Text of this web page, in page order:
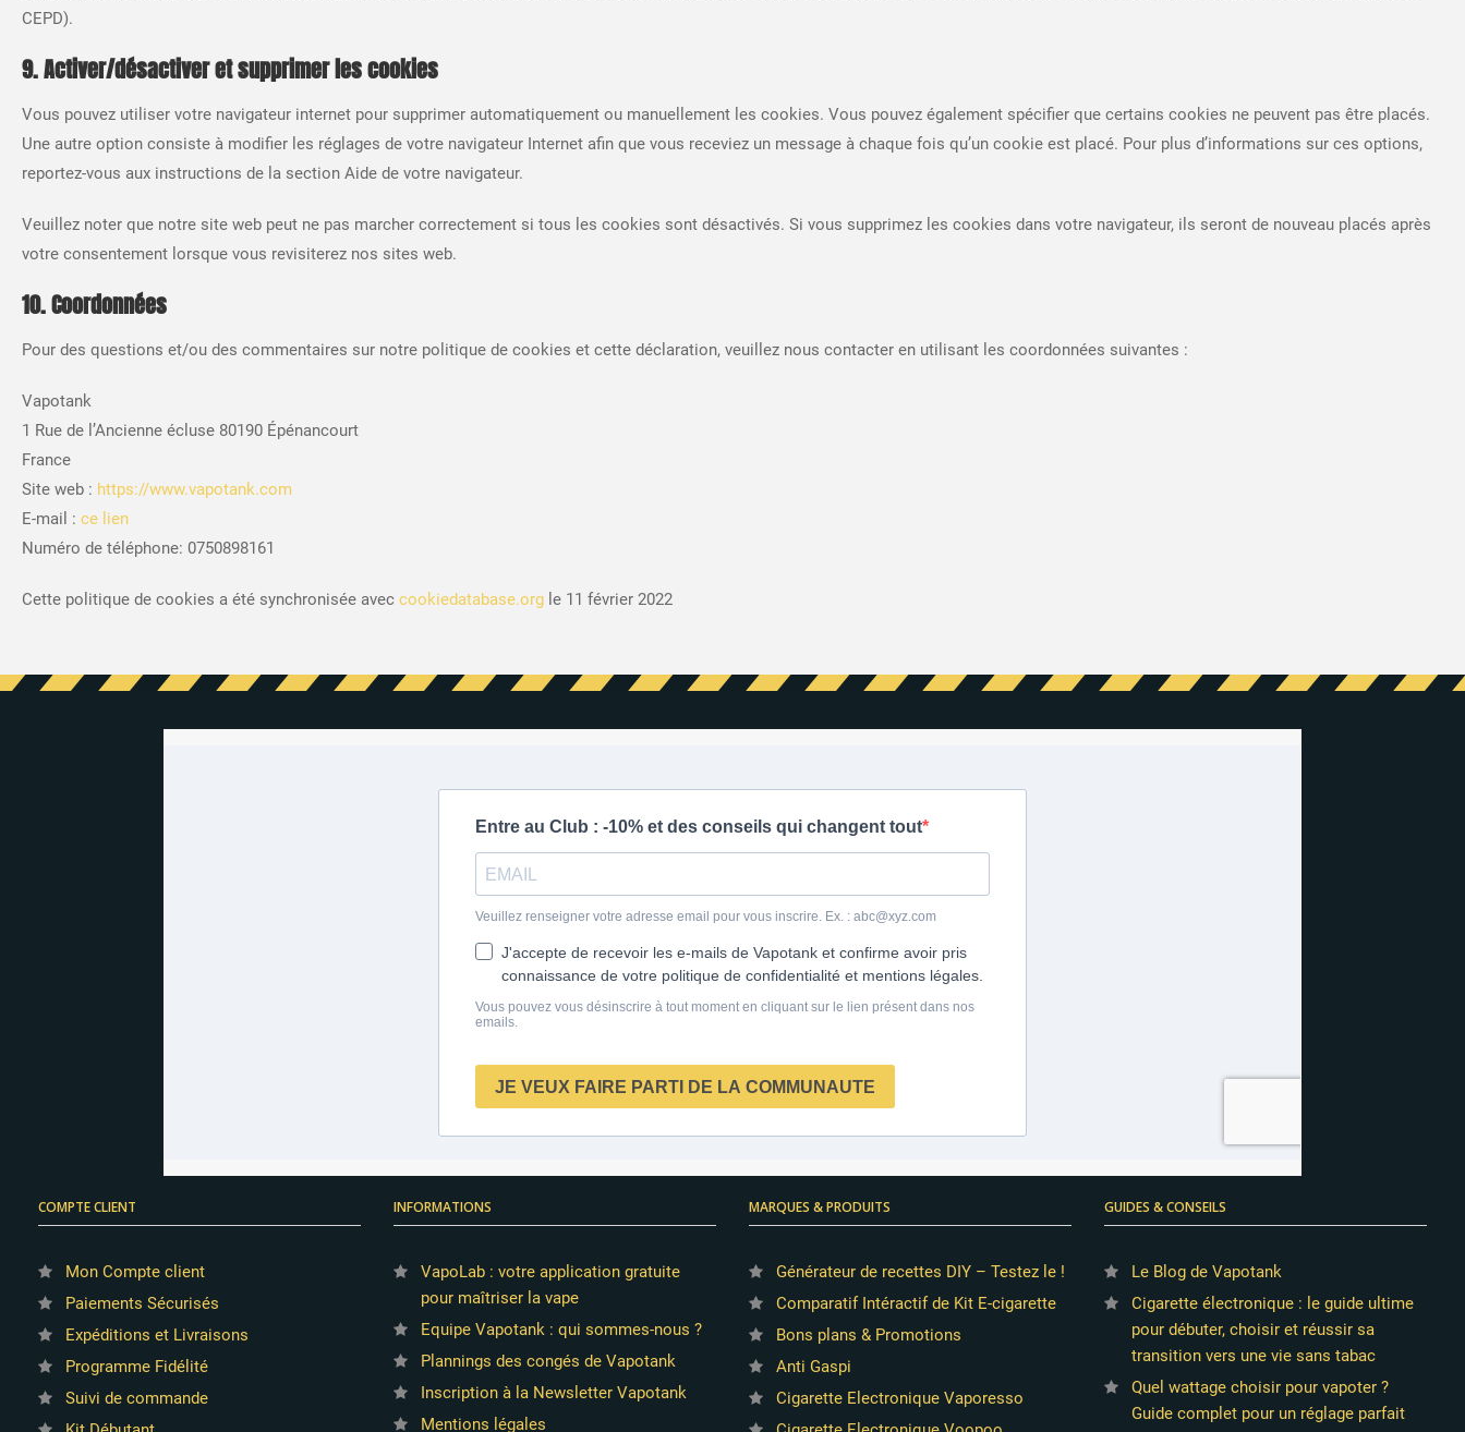
CEPD).
9. Activer/désactiver et supprimer les cookies
Vous pouvez utiliser votre navigateur internet pour supprimer automatiquement ou manuellement les cookies. Vous pouvez également spécifier que certains cookies ne peuvent pas être placés.
Une autre option consiste à modifier les réglages de votre navigateur Internet afin que vous receviez un message à chaque fois qu’un cookie est placé. Pour plus d’informations sur ces options,
reportez-vous aux instructions de la section Aide de votre navigateur.
Veuillez noter que notre site web peut ne pas marcher correctement si tous les cookies sont désactivés. Si vous supprimez les cookies dans votre navigateur, ils seront de nouveau placés après
votre consentement lorsque vous revisiterez nos sites web.
10. Coordonnées
Pour des questions et/ou des commentaires sur notre politique de cookies et cette déclaration, veuillez nous contacter en utilisant les coordonnées suivantes :
Vapotank
1 Rue de l’Ancienne écluse 80190 Épénancourt
France
Site web : https://www.vapotank.com
E-mail : ce lien
Numéro de téléphone: 0750898161
Cette politique de cookies a été synchronisée avec cookiedatabase.org le 11 février 2022
COMPTE CLIENT
Mon Compte client
Paiements Sécurisés
Expéditions et Livraisons
Programme Fidélité
Suivi de commande
INFORMATIONS
VapoLab : votre application gratuite
pour maîtriser la vape
Equipe Vapotank : qui sommes-nous ?
Plannings des congés de Vapotank
Inscription à la Newsletter Vapotank
Mentions légales
MARQUES & PRODUITS
Générateur de recettes DIY – Testez le !
Comparatif Intéractif de Kit E-cigarette
Bons plans & Promotions
Anti Gaspi
Cigarette Electronique Vaporesso
GUIDES & CONSEILS
Le Blog de Vapotank
Cigarette électronique : le guide ultime
pour débuter, choisir et réussir sa
transition vers une vie sans tabac
Quel wattage choisir pour vapoter ?
Guide complet pour un réglage parfait